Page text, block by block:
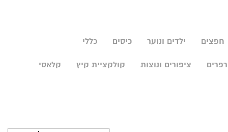
חפצים ילדים ונוער כיסים כללי
ציפורים ונוצות קולקציית קיץ קלאסי